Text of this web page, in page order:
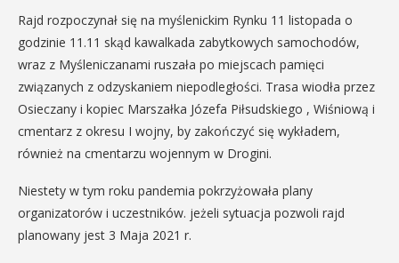
Rajd rozpoczynał się na myślenickim Rynku 11 listopada o
godzinie 11.11 skąd kawalkada zabytkowych samochodów,
wraz z Myśleniczanami ruszała po miejscach pamięci
związanych z odzyskaniem niepodległości. Trasa wiodła przez
Osieczany i kopiec Marszałka Józefa Piłsudskiego , Wiśniową i
cmentarz z okresu I wojny, by zakończyć się wykładem,
również na cmentarzu wojennym w Drogini.
Niestety w tym roku pandemia pokrzyżowała plany
organizatorów i uczestników. jeżeli sytuacja pozwoli rajd
planowany jest 3 Maja 2021 r.